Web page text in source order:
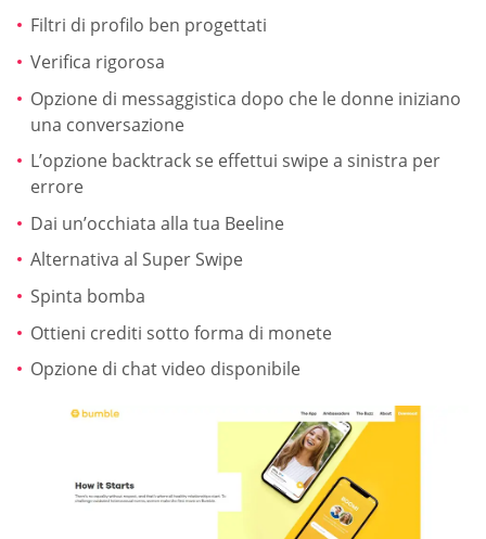
Filtri di profilo ben progettati
Verifica rigorosa
Opzione di messaggistica dopo che le donne iniziano
una conversazione
L’opzione backtrack se effettui swipe a sinistra per
errore
Dai un’occhiata alla tua Beeline
Alternativa al Super Swipe
Spinta bomba
Ottieni crediti sotto forma di monete
Opzione di chat video disponibile